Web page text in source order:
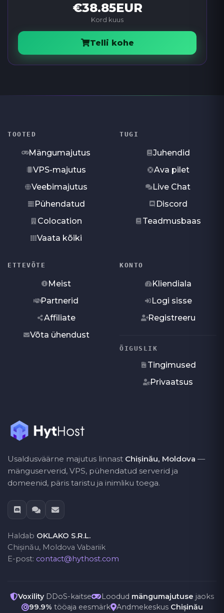
€38.85EUR
Kord kuus
Telli kohe
TOOTED
Mängumajutus
VPS-majutus
Veebimajutus
Pühendatud
Colocation
Vaata kõiki
TUGI
Juhendid
Ava pilet
Live Chat
Discord
Teadmusbaas
ETTEVÕTE
Meist
Partnerid
Affiliate
Võta ühendust
KONTO
Kliendiala
Logi sisse
Registreeru
ÕIGUSLIK
Tingimused
Privaatsus
Usaldusväärne majutus linnast Chișinău, Moldova —
mänguserverid, VPS, pühendatud serverid ja
domeenid, päris taristu ja inimliku toega.
Haldab OKLAKO S.R.L.
Chișinău, Moldova Vabariik
E-post: contact@hythost.com
VoxilityDDoS-kaitse Loodud mängumajutuse jaoks
99.9% tööaja eesmärk Andmekeskus Chișinău